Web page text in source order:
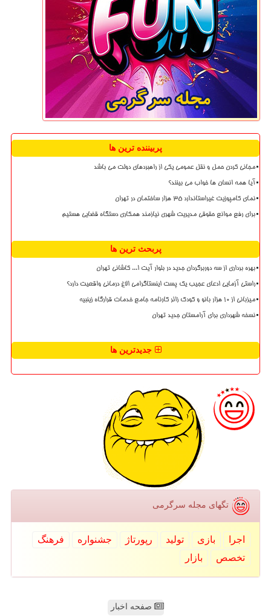
پربیننده ترین ها
مجانی کردن حمل و نقل عمومی یکی از راهبردهای دولت می باشد
آیا همه انسان ها خواب می بینند؟
نمای کامپوزیت غیراستاندارد ۳۵ هزار ساختمان در تهران
برای رفع موانع حقوقی مدیریت شهری نیازمند همکاری دستگاه قضایی هستیم
پربحث ترین ها
بهره برداری از سه دوربرگردان جدید در بلوار آیت ا... کاشانی تهران
راستی آزمایی ادعای عجیب یک پست اینستاگرامی الاغ درمانی واقعیت دارد؟
میزبانی از ۱۰ هزار بانو و کودک زائر کارنامه جامع خدمات قرارگاه زینبیه
نسخه شهرداری برای آرامستان جدید تهران
جدیدترین ها
تگهای مجله سرگرمی
اجرا بازی تولید رپورتاژ جشنواره
فرهنگ
تخصص
بازار
صفحه اخبار